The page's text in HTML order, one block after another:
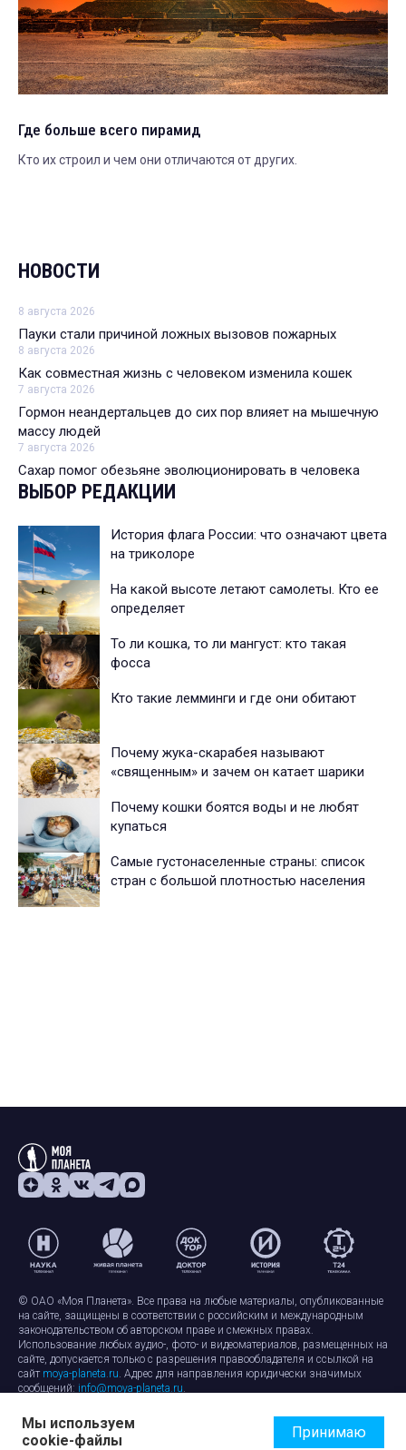
Где больше всего пирамид
Кто их строил и чем они отличаются от других.
НОВОСТИ
8 августа 2026
Пауки стали причиной ложных вызовов пожарных
8 августа 2026
Как совместная жизнь с человеком изменила кошек
7 августа 2026
Гормон неандертальцев до сих пор влияет на мышечную
массу людей
7 августа 2026
Сахар помог обезьяне эволюционировать в человека
ВЫБОР РЕДАКЦИИ
История флага России: что означают цвета
на триколоре
На какой высоте летают самолеты. Кто ее
определяет
То ли кошка, то ли мангуст: кто такая
фосса
Кто такие лемминги и где они обитают
Почему жука-скарабея называют
«священным» и зачем он катает шарики
Почему кошки боятся воды и не любят
купаться
Самые густонаселенные страны: список
стран с большой плотностью населения
© ОАО «Моя Планета». Все права на любые материалы, опубликованные
на сайте, защищены в соответствии с российским и международным
законодательством об авторском праве и смежных правах.
Использование любых аудио-, фото- и видеоматериалов, размещенных на
сайте, допускается только с разрешения правообладателя и ссылкой на
сайт moya-planeta.ru. Адрес для направления юридически значимых
сообщений: info@moya-planeta.ru.
Правила сайтаРабота с cookie-файлами
Защита персональных данных
Обработка персональных данных
Мы используем
cookie-файлы
Принимаю